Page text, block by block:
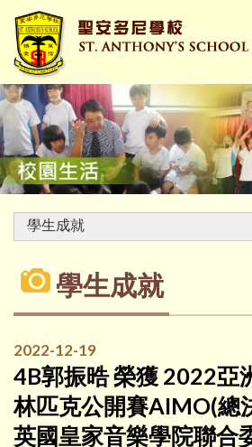
學生成就
2022-12-19
4B郭振晧 榮獲 2022亞
林匹克公開賽AIMO(總
英國皇家音樂學院聯合